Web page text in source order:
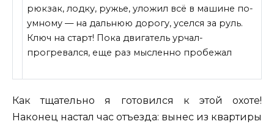
рюкзак, лодку, ружье, уложил всё в машине по-
умному — на дальнюю дорогу, уселся за руль.
Ключ на старт! Пока двигатель урчал-
прогревался, еще раз мысленно пробежал
Как тщательно я готовился к этой охоте!
Наконец настал час отъезда: вынес из квартиры